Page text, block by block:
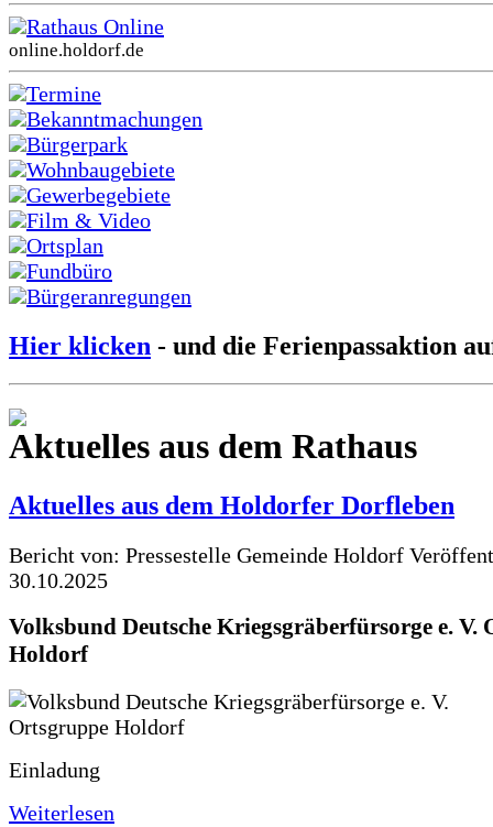
Rathaus Online
online.holdorf.de
Termine
Bekanntmachungen
Bürgerpark
Wohnbaugebiete
Gewerbegebiete
Film & Video
Ortsplan
Fundbüro
Bürgeranregungen
Hier klicken - und die Ferienpassaktion
Aktuelles aus dem Rathaus
Aktuelles aus dem Holdorfer Dorfleben
Bericht von: Pressestelle Gemeinde Holdorf
30.10.2025
Volksbund Deutsche Kriegsgräberfürsorge e. V.
Holdorf
Einladung
Weiterlesen